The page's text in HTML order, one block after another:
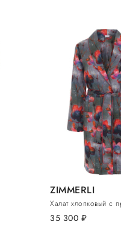
ZIMMERLI
Халат хлопковый с
35 300 руб.